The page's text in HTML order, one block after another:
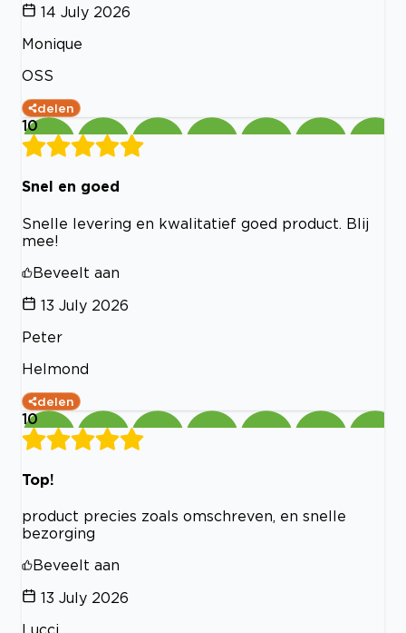
14 July 2026
Monique
OSS
delen
10
Snel en goed
Snelle levering en kwalitatief goed product. Blij
mee!
Beveelt aan
13 July 2026
Peter
Helmond
delen
10
Top!
product precies zoals omschreven, en snelle
bezorging
Beveelt aan
13 July 2026
Lucci